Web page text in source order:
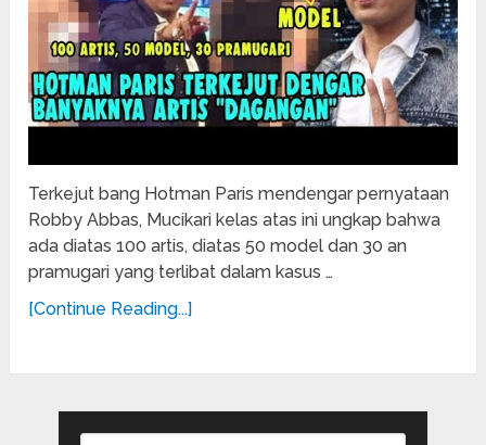
Terkejut bang Hotman Paris mendengar pernyataan
Robby Abbas, Mucikari kelas atas ini ungkap bahwa
ada diatas 100 artis, diatas 50 model dan 30 an
pramugari yang terlibat dalam kasus …
[Continue Reading...]